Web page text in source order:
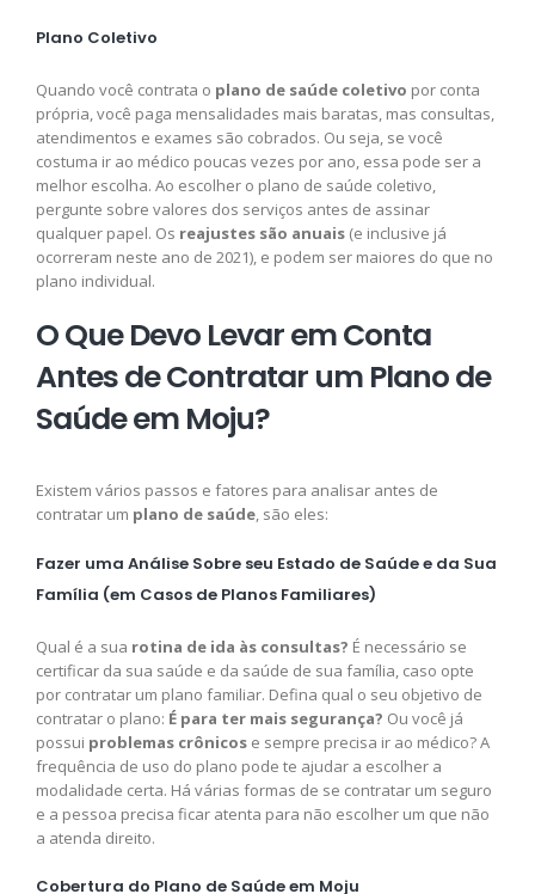
Plano Coletivo
Quando você contrata o plano de saúde coletivo por conta
própria, você paga mensalidades mais baratas, mas consultas,
atendimentos e exames são cobrados. Ou seja, se você
costuma ir ao médico poucas vezes por ano, essa pode ser a
melhor escolha. Ao escolher o plano de saúde coletivo,
pergunte sobre valores dos serviços antes de assinar
qualquer papel. Os reajustes são anuais (e inclusive já
ocorreram neste ano de 2021), e podem ser maiores do que no
plano individual.
O Que Devo Levar em Conta
Antes de Contratar um Plano de
Saúde em Moju?
Existem vários passos e fatores para analisar antes de
contratar um plano de saúde, são eles:
Fazer uma Análise Sobre seu Estado de Saúde e da Sua
Família (em Casos de Planos Familiares)
Qual é a sua rotina de ida às consultas? É necessário se
certificar da sua saúde e da saúde de sua família, caso opte
por contratar um plano familiar. Defina qual o seu objetivo de
contratar o plano: É para ter mais segurança? Ou você já
possui problemas crônicos e sempre precisa ir ao médico? A
frequência de uso do plano pode te ajudar a escolher a
modalidade certa. Há várias formas de se contratar um seguro
e a pessoa precisa ficar atenta para não escolher um que não
a atenda direito.
Cobertura do Plano de Saúde em Moju